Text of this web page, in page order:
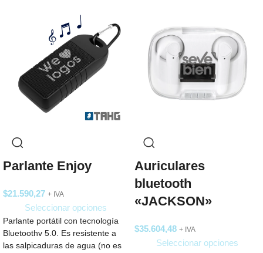
Parlante Enjoy
$21.590,27 + IVA
Seleccionar opciones
Parlante portátil con tecnología
Bluetoothv 5.0. Es resistente a
las salpicaduras de agua (no es
Auriculares
bluetooth
«JACKSON»
$35.604,48 + IVA
Seleccionar opciones